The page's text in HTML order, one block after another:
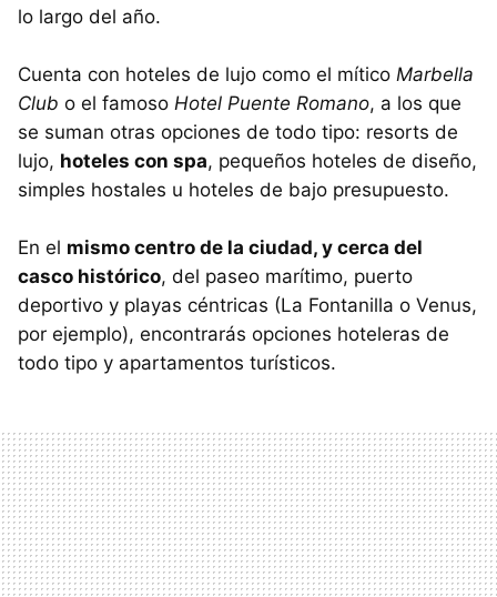
lo largo del año.
Cuenta con hoteles de lujo como el mítico Marbella
Club o el famoso Hotel Puente Romano, a los que
se suman otras opciones de todo tipo: resorts de
lujo, hoteles con spa, pequeños hoteles de diseño,
simples hostales u hoteles de bajo presupuesto.
En el mismo centro de la ciudad, y cerca del
casco histórico, del paseo marítimo, puerto
deportivo y playas céntricas (La Fontanilla o Venus,
por ejemplo), encontrarás opciones hoteleras de
todo tipo y apartamentos turísticos.